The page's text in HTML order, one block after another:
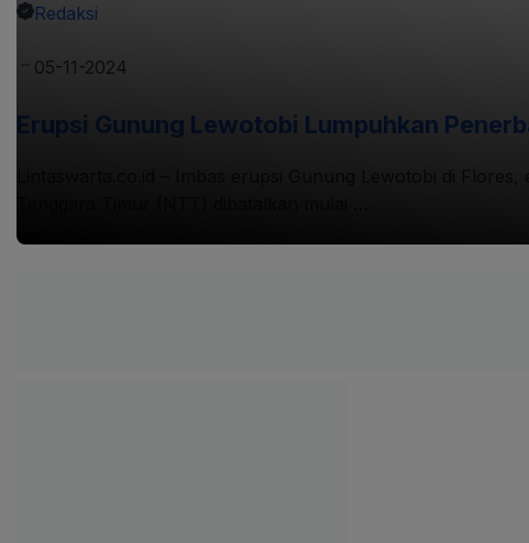
Redaksi
05-11-2024
Erupsi Gunung Lewotobi Lumpuhkan
Lintaswarta.co.id – Imbas erupsi Gunung Lewotobi di